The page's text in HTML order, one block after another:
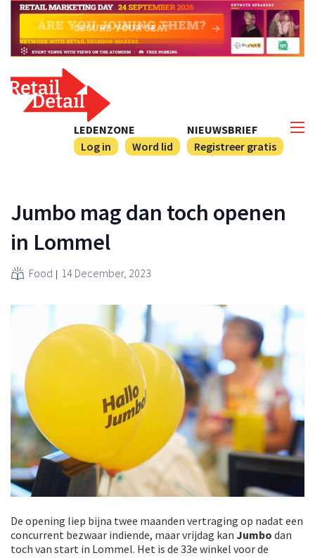
NIEUWSBRIEF
Registreer gratis
LEDENZONE
Log in
Word lid
Jumbo mag dan toch openen
in Lommel
Food 14 December, 2023
De opening liep bijna twee maanden vertraging op nadat een
concurrent bezwaar indiende, maar vrijdag kan Jumbo dan
toch van start in Lommel. Het is de 33e winkel voor de